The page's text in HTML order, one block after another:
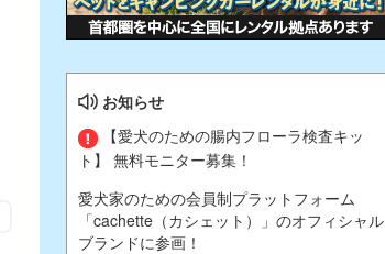
お知らせ
【愛犬のための腸内フローラ検査キッ
ト】 無料モニター募集！
愛犬家のための会員制プラットフォーム
「cachette（カシェット）」のオフィシャル
ブランドに参画！